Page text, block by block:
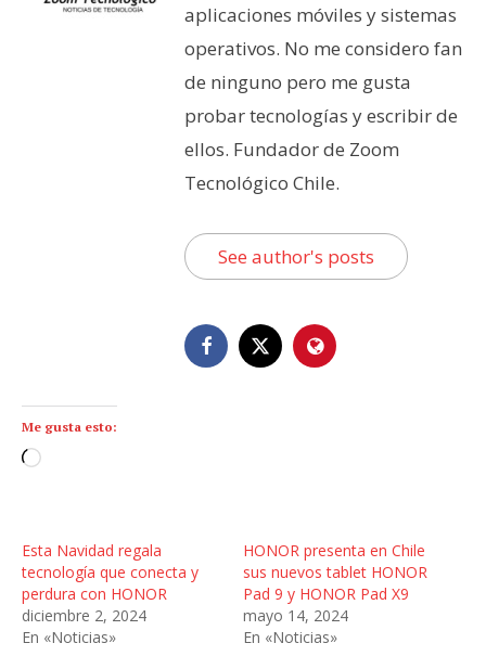
aplicaciones móviles y sistemas
operativos. No me considero fan
de ninguno pero me gusta
probar tecnologías y escribir de
ellos. Fundador de Zoom
Tecnológico Chile.
See author's posts
Me gusta esto:
C
n
d
o
Esta Navidad regala
tecnología que conecta y
perdura con HONOR
diciembre 2, 2024
En «Noticias»
HONOR presenta en Chile
sus nuevos tablet HONOR
Pad 9 y HONOR Pad X9
mayo 14, 2024
En «Noticias»